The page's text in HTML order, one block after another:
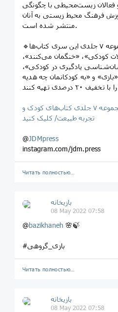
و فعالان زیست‌محیطی با چگونگی
فرهنگ محیط زیستی به آنان
منتشر شده است.
🔹علاقه‌مندان می‌توانند مجموعه ۷ جلدی این سری کتاب‌ها
کودکی»، «خنگمان می‌کنند»،
یادگیری در کودکی»،
و «به کودکانمان چه هدیه
اطلاعات بیشتر و خرید مجموعه ۷ جلدی کتاب‌های کودک و
تجربه طبیعت/ کلیک کنید
@JDMpress
instagram.com/jdm.press
Читать полностью…
بازیخانه
08 May 2022 07:58
@bazikhaneh 🌸🍃
#بازی_گروهی
Читать полностью…
بازیخانه
08 May 2022 07:58